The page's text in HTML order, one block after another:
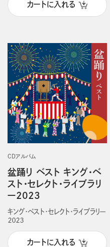
カートに入れる
CDアルバム
盆踊り ベスト キング・ベ
スト・セレクト・ライブラリ
ー2023
キング・ベスト・セレクト・ライブラリー
２０２３
カートに入れる